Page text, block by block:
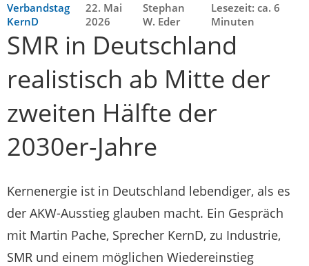
Verbandstag
KernD
22. Mai
2026
Stephan
W. Eder
Lesezeit: ca. 6
Minuten
SMR in Deutschland
realistisch ab Mitte der
zweiten Hälfte der
2030er-Jahre
Kernenergie ist in Deutschland lebendiger, als es
der AKW-Ausstieg glauben macht. Ein Gespräch
mit Martin Pache, Sprecher KernD, zu Industrie,
SMR und einem möglichen Wiedereinstieg